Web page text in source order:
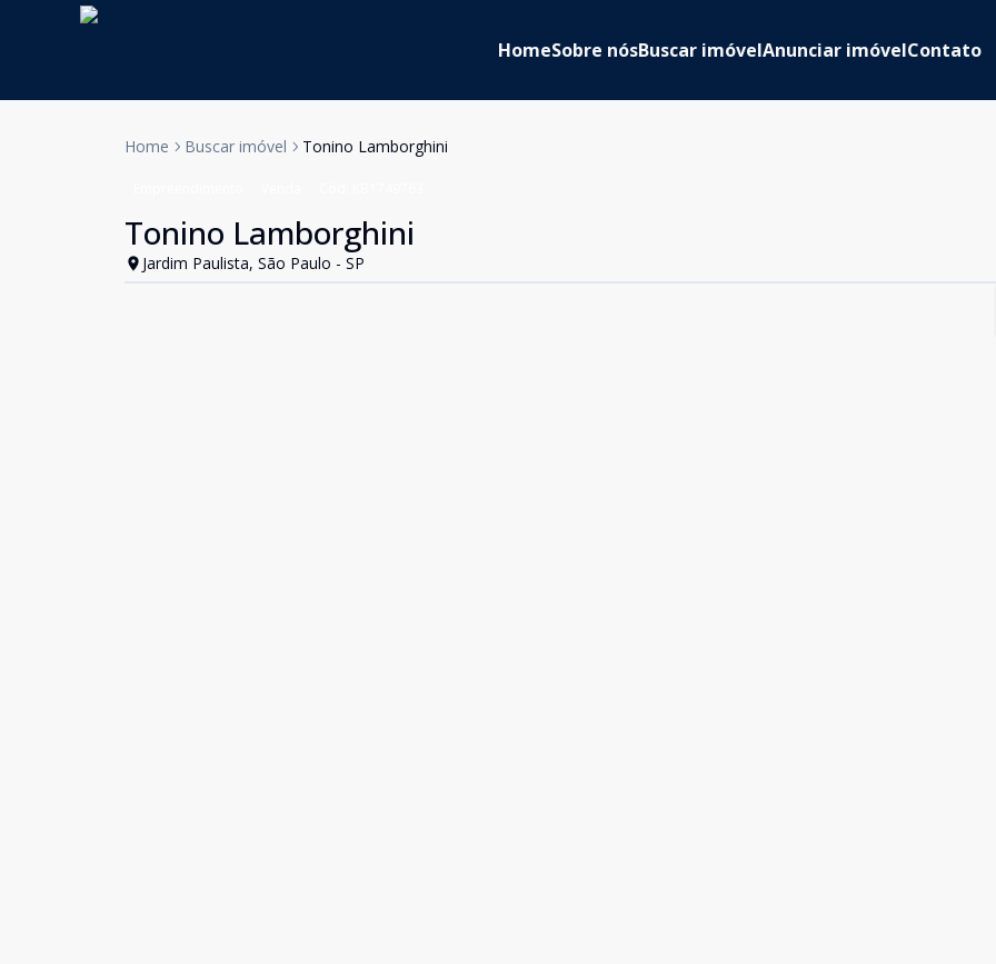
HomeSobre nósBuscar imóvelAnunciar imóvelContato
Home Buscar imóvel Tonino Lamborghini
Tonino Lamborghini
Jardim Paulista, São Paulo - SP